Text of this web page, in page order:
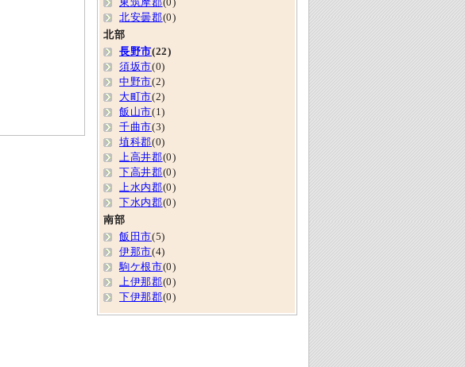
東筑摩郡(0)
北安曇郡(0)
北部
長野市(22)
須坂市(0)
中野市(2)
大町市(2)
飯山市(1)
千曲市(3)
埴科郡(0)
上高井郡(0)
下高井郡(0)
上水内郡(0)
下水内郡(0)
南部
飯田市(5)
伊那市(4)
駒ケ根市(0)
上伊那郡(0)
下伊那郡(0)